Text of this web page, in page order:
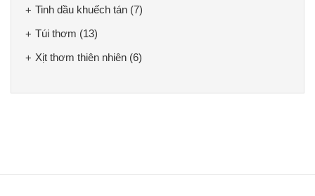
Tinh dầu khuếch tán (7)
Túi thơm (13)
Xịt thơm thiên nhiên (6)